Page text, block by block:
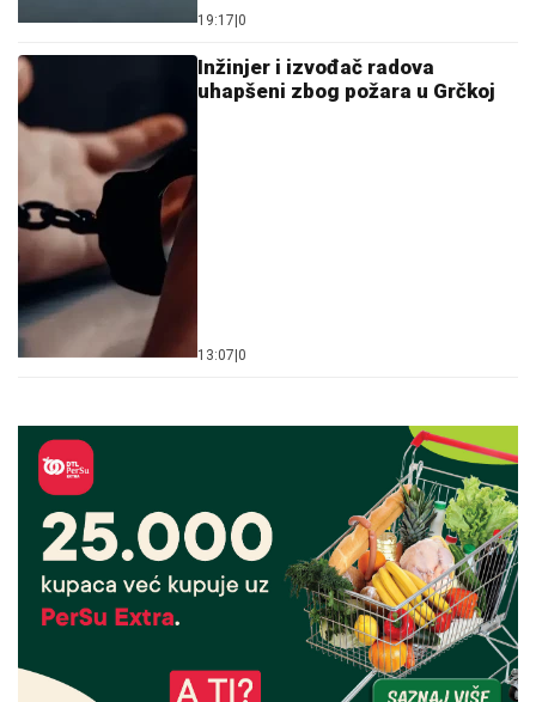
19:17 0
Inžinjer i izvođač radova
uhapšeni zbog požara u Grčkoj
13:07 0